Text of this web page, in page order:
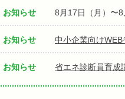
お知らせ 8月17日（月）〜8
お知らせ 中小企業向けWEB
お知らせ 省エネ診断員育成